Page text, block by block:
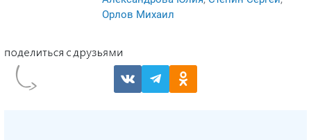
Орлов Михаил